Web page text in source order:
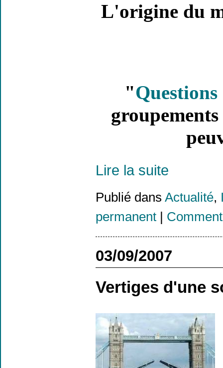
L'origine du
"
Lire la suite
Publié dans Actualité,
permanent
03/09/2007
Vertiges d'une